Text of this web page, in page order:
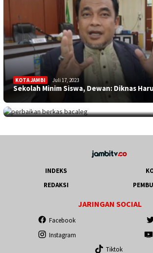
KOTA JAMBI Juli 17, 2023
Sekolah Minim Siswa, Dewan: Diknas
TEBO Juli 17, 2023
Perpanjangan Perbaikan Berkas
INDEKS
REDAKSI
JARINGAN SOCIAL
Facebook
Instagram
Tiktok